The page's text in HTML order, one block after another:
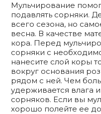
Мульчирование
подавлять сорняки.
всего сезона, но
весна. В качестве
кора. Перед
сорняки с
нанесите слой коры
вокруг основания
рядом с ней. Чем
удерживается влага
сорняков. Если вы
хорошо полейте ее